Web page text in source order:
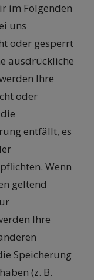
im Folgenden
uns
oder gesperrt
ausdrückliche
Ihre
oder
entfällt, es
Wenn
geltend
Ihre
Speicherung
(z. B.